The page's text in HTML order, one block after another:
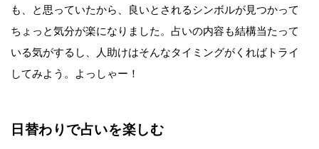
も、と思っていたから、良いとされるシンボルが見つかって
ちょっと気分が楽になりました。占いの内容も結構当たって
いる気がするし、人助けはそんなタイミングがくればトライ
してみよう。よっしゃー！
日替わりで占いを楽しむ